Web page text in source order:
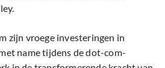
zijn vroege investeringen in
name tijdens de dot-com-